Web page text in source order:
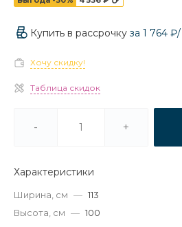
Купить в рассрочку за 1 764 ₽/
Хочу скидку!
Таблица скидок
- +
Характеристики
Ширина, см — 113
Высота, см — 100